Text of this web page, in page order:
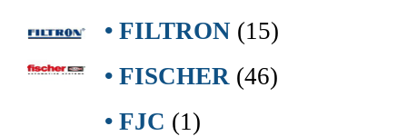
• FILTRON (15)
• FISCHER (46)
• FJC (1)